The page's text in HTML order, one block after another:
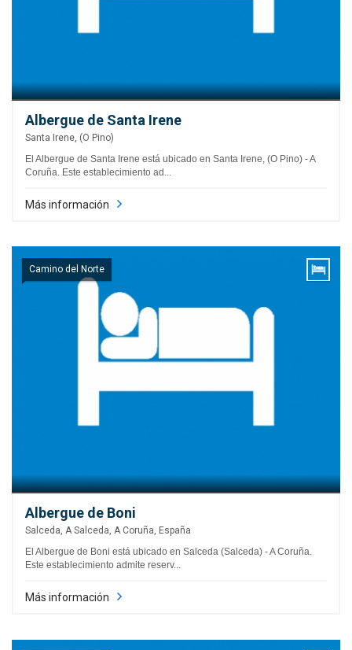
Albergue de Santa Irene
Santa Irene, (O Pino)
El Albergue de Santa Irene está ubicado en Santa Irene, (O Pino) - A
Coruña. Este establecimiento ad...
Más información
Camino del Norte
Albergue de Boni
Salceda, A Salceda, A Coruña, España
El Albergue de Boni está ubicado en Salceda (Salceda) - A Coruña.
Este establecimiento admite reserv...
Más información